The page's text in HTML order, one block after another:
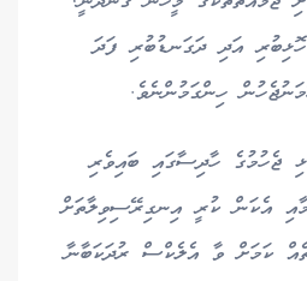
އަދި ދަގަނޑުބުރި ފަދަ
ހިންގަމުންނެވެ.
ޖެހުމުގެ ހާދިސާގައި ބައިވެރި
އެކަން ކުރީ އިނގިރޭސިވިލާތަށް
ކަމަށް ވާ އެލެކްސް ރުދަކަބާނާ